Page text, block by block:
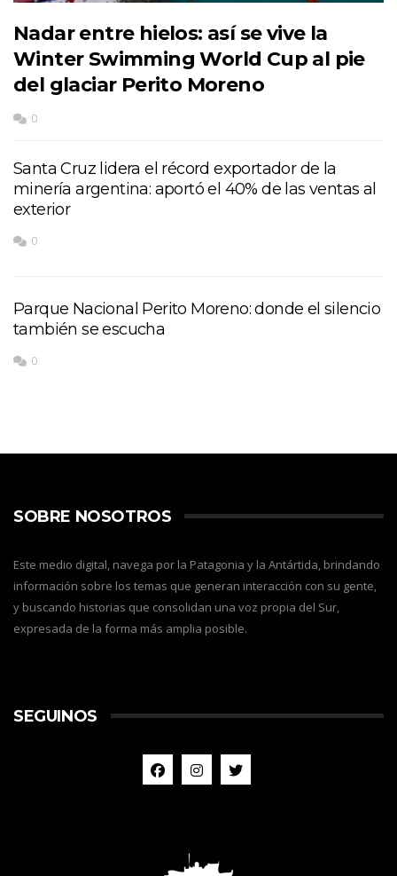
Nadar entre hielos: así se vive la
Winter Swimming World Cup al pie
del glaciar Perito Moreno
0
Santa Cruz lidera el récord exportador de la
minería argentina: aportó el 40% de las ventas al
exterior
0
Parque Nacional Perito Moreno: donde el silencio
también se escucha
0
SOBRE NOSOTROS
Este medio digital, navega por la Patagonia y la Antártida, brindando
información sobre los temas que generan interacción con su gente,
y buscando historias que consolidan una voz propia del Sur,
expresada de la forma más amplia posible.
SEGUINOS